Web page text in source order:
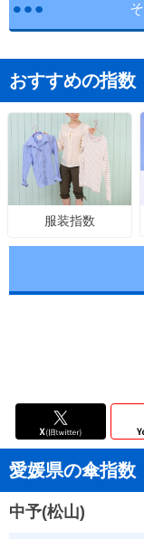
おすすめの指数
服装指数
愛媛県の傘指数
中予(松山)